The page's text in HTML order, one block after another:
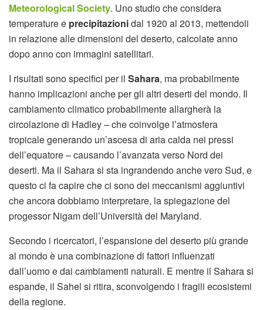
Meteorological Society. Uno studio che considera
temperature e precipitazionidal 1920 al 2013, mettendoli
in relazione alle dimensioni del deserto, calcolate anno
dopo anno con immagini satellitari.
I risultati sono specifici per il Sahara, ma probabilmente
hanno implicazioni anche per gli altri deserti del mondo. Il
cambiamento climatico probabilmente allargherà la
circolazione di Hadley – che coinvolge l’atmosfera
tropicale generando un’ascesa di aria calda nei pressi
dell’equatore – causando l’avanzata verso Nord dei
deserti. Ma il Sahara si sta ingrandendo anche vero Sud, e
questo ci fa capire che ci sono dei meccanismi aggiuntivi
che ancora dobbiamo interpretare, la spiegazione del
progessor Nigam dell’Università del Maryland.
Secondo i ricercatori, l’espansione del deserto più grande
al mondo è una combinazione di fattori influenzati
dall’uomo e dai cambiamenti naturali. E mentre il Sahara si
espande, il Sahel si ritira, sconvolgendo i fragili ecosistemi
della regione.